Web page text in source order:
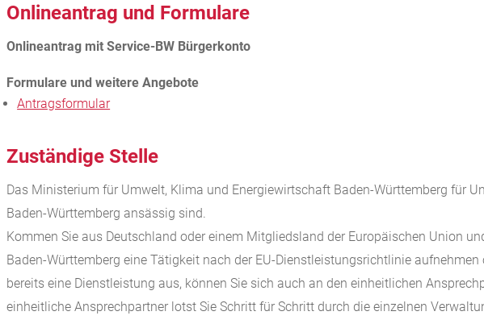
Onlineantrag und Formulare
Antragsformular
Zuständige Stelle
Das Ministerium für Umwelt, Klima und Energiewirtschaft Baden-Württemberg für
Baden-Württemberg ansässig sind.
Kommen Sie aus Deutschland oder einem Mitgliedsland der Europäischen Union
Baden-Württemberg eine Tätigkeit nach der EU-Dienstleistungsrichtlinie aufnehmen
bereits eine Dienstleistung aus, können Sie sich auch an den einheitlichen
einheitliche Ansprechpartner lotst Sie Schritt für Schritt durch die einzelnen